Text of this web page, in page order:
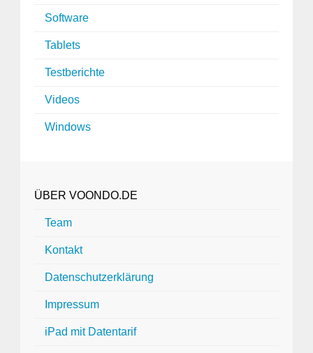
Software
Tablets
Testberichte
Videos
Windows
ÜBER VOONDO.DE
Team
Kontakt
Datenschutzerklärung
Impressum
iPad mit Datentarif